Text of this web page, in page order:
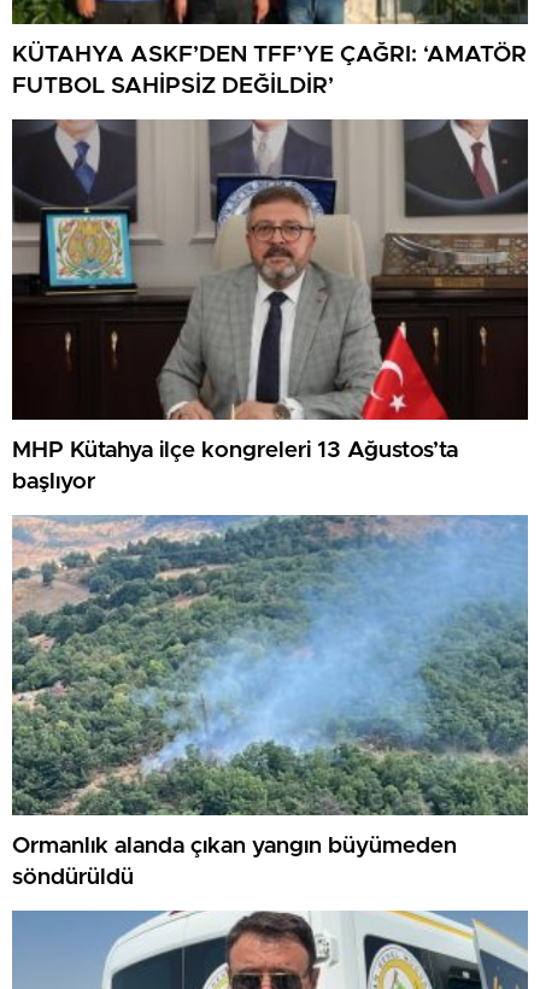
KÜTAHYA ASKF’DEN TFF’YE ÇAĞRI: ‘AMATÖR
FUTBOL SAHİPSİZ DEĞİLDİR’
MHP Kütahya ilçe kongreleri 13 Ağustos’ta
başlıyor
Ormanlık alanda çıkan yangın büyümeden
söndürüldü